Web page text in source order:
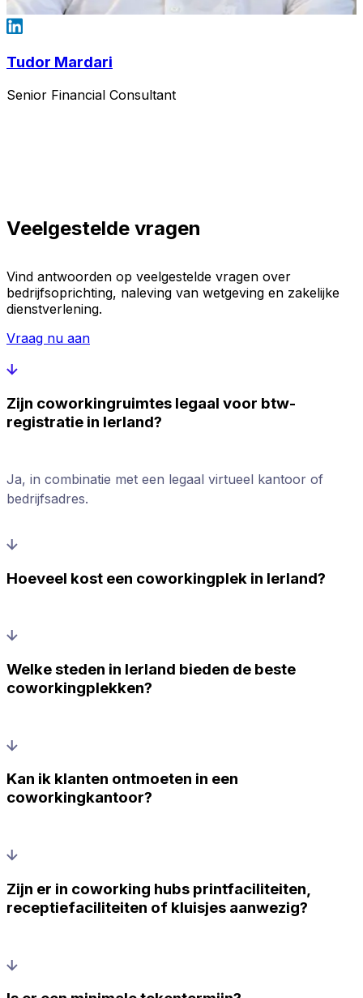
Tudor Mardari
Senior Financial Consultant
Veelgestelde vragen
Vind antwoorden op veelgestelde vragen over
bedrijfsoprichting, naleving van wetgeving en zakelijke
dienstverlening.
Vraag nu aan
Zijn coworkingruimtes legaal voor btw-
registratie in Ierland?
Ja, in combinatie met een legaal virtueel kantoor of
bedrijfsadres.
Hoeveel kost een coworkingplek in Ierland?
Welke steden in Ierland bieden de beste
coworkingplekken?
Kan ik klanten ontmoeten in een
coworkingkantoor?
Zijn er in coworking hubs printfaciliteiten,
receptiefaciliteiten of kluisjes aanwezig?